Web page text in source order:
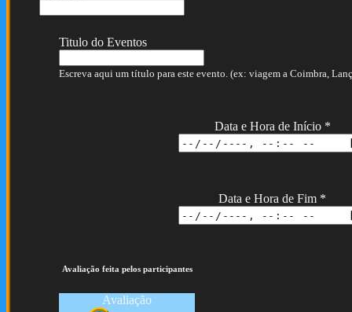
Titulo do Eventos
Escreva aqui um título para este evento. (ex: viagem a Coimbra,
Data e Hora de Início *
Data e Hora de Fim *
Avaliação feita pelos participantes
Avaliação